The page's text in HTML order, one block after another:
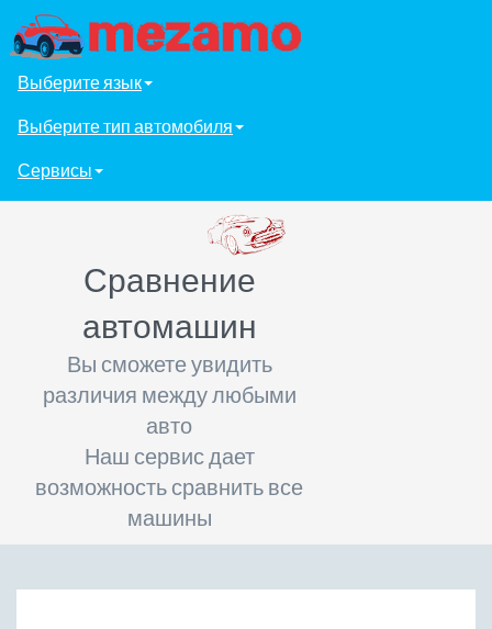
Выберите язык
Выберите тип автомобиля
Сервисы
Сравнение
автомашин
Вы сможете увидить
различия между любыми
авто
Наш сервис дает
возможность сравнить все
машины